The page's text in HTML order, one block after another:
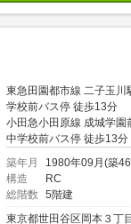
東急田園都市線 二子玉川
学校前バス停 徒歩13分
小田急小田原線 成城学
中学校前バス停 徒歩13分
築年月
1980年09月(築
構造
RC
総階数
5階建
東京都世田谷区岡本３丁目